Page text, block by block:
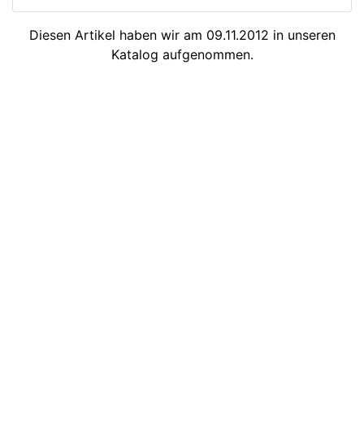
Diesen Artikel haben wir am 09.11.2012 in unseren
Katalog aufgenommen.